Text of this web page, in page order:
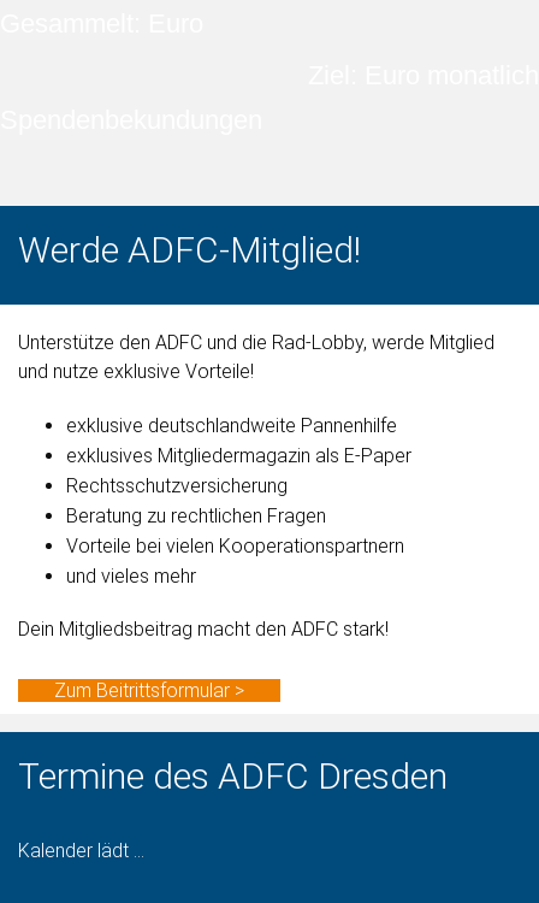
Werde ADFC-Mitglied!
Unterstütze den ADFC und die Rad-Lobby, werde Mitglied
und nutze exklusive Vorteile!
exklusive deutschlandweite Pannenhilfe
exklusives Mitgliedermagazin als E-Paper
Rechtsschutzversicherung
Beratung zu rechtlichen Fragen
Vorteile bei vielen Kooperationspartnern
und vieles mehr
Dein Mitgliedsbeitrag macht den ADFC stark!
Zum Beitrittsformular >
Termine des ADFC Dresden
Kalender lädt ...